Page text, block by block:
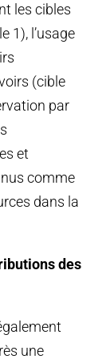
les cibles
1), l’usage
(cible
par
et
comme
dans la
des
une